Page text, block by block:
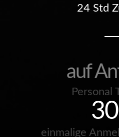
24 Std
auf
Personal
30
einmalige